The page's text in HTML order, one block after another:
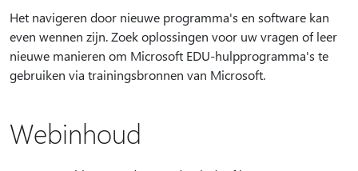
Het navigeren door nieuwe programma's en software kan
even wennen zijn. Zoek oplossingen voor uw vragen of leer
nieuwe manieren om Microsoft EDU-hulpprogramma's te
gebruiken via trainingsbronnen van Microsoft.
Webinhoud